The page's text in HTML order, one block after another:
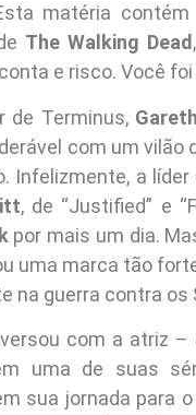
matéria
The Walking Dead,
e risco. Você
de Terminus, Gareth
com um vilão
Infelizmente, a líder
, de “Justified” e
por mais um dia.
uma marca tão
na guerra contra
com a atriz
uma de suas
sua jornada para